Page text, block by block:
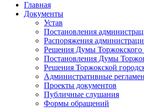
Главная
Документы
Устав
Постановления
Распоряжения
Решения Думы Торжокского
Постановления Думы
Решения Торжокской
Административные
Проекты документов
Публичные слушания
Формы обращений